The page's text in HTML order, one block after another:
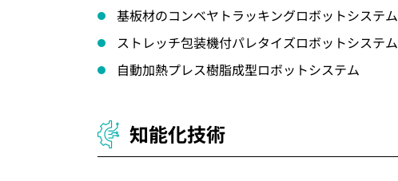
基板材のコンベヤトラッキングロボットシステム
ストレッチ包装機付パレタイズロボットシステム
自動加熱プレス樹脂成型ロボットシステム
知能化技術